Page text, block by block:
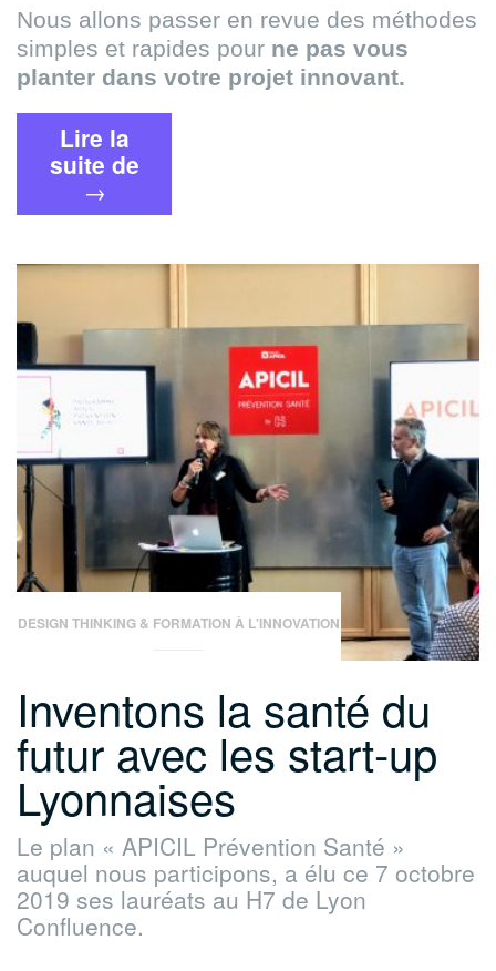
Nous allons passer en revue des méthodes
simples et rapides pour ne pas vous
planter dans votre projet innovant.
Lire la
suite de« 5
pour
le
de
App
–
Atelier
Paris
–
Jeudi
28
Novembre »
→
DESIGN THINKING & FORMATION À L'INNOVATION
Inventons la santé du
futur avec les start-up
Lyonnaises
Le plan « APICIL Prévention Santé »
auquel nous participons, a élu ce 7 octobre
2019 ses lauréats au H7 de Lyon
Confluence.